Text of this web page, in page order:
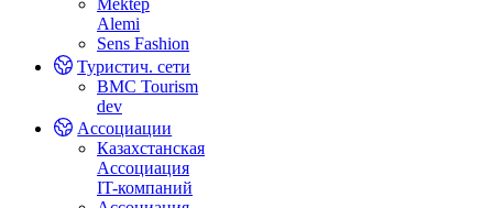
Mektep
Alemi
Sens Fashion
Туристич. сети
BMC Tourism
dev
Ассоциации
Казахстанская
Ассоциация
IT-компаний